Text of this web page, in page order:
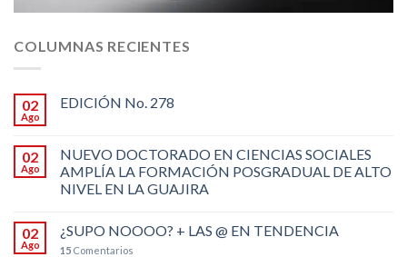
COLUMNAS RECIENTES
02
Ago
EDICIÓN No. 278
02
Ago
NUEVO DOCTORADO EN CIENCIAS SOCIALES
AMPLÍA LA FORMACIÓN POSGRADUAL DE ALTO
NIVEL EN LA GUAJIRA
02
Ago
¿SUPO NOOOO? + LAS @ EN TENDENCIA
15 Comentarios